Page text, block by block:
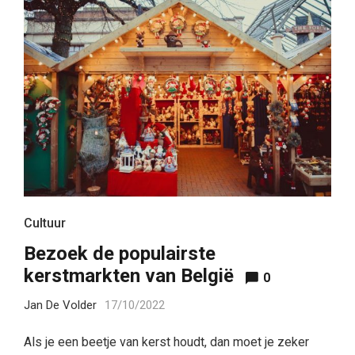
Cultuur
Bezoek de populairste
kerstmarkten van België
0
Jan De Volder 17/10/2022
Als je een beetje van kerst houdt, dan moet je zeker